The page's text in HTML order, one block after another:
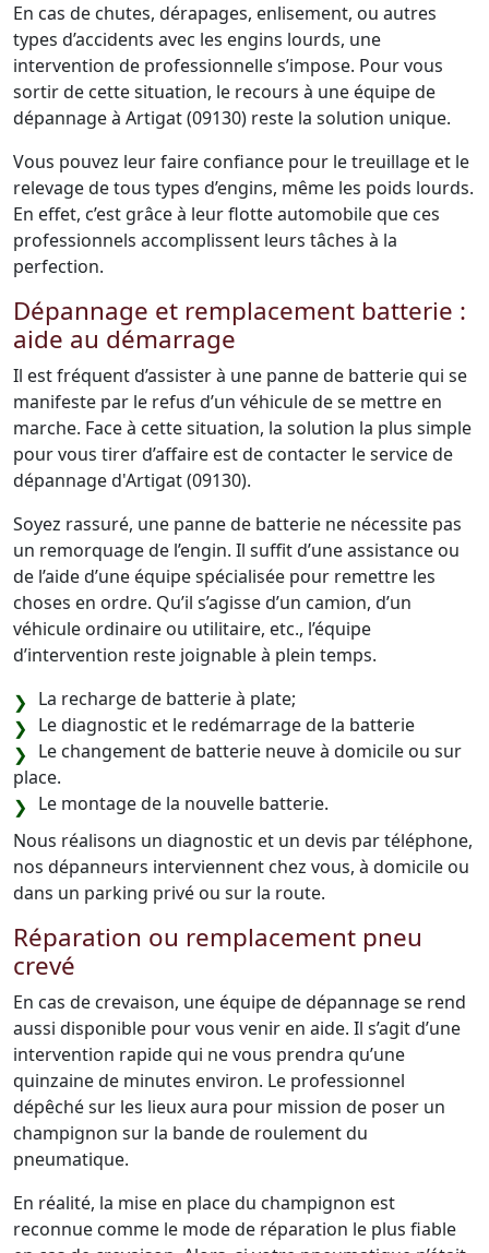
En cas de chutes, dérapages, enlisement, ou autres
types d’accidents avec les engins lourds, une
intervention de professionnelle s’impose. Pour vous
sortir de cette situation, le recours à une équipe de
dépannage à Artigat (09130) reste la solution unique.
Vous pouvez leur faire confiance pour le treuillage et le
relevage de tous types d’engins, même les poids lourds.
En effet, c’est grâce à leur flotte automobile que ces
professionnels accomplissent leurs tâches à la
perfection.
Dépannage et remplacement batterie :
aide au démarrage
Il est fréquent d’assister à une panne de batterie qui se
manifeste par le refus d’un véhicule de se mettre en
marche. Face à cette situation, la solution la plus simple
pour vous tirer d’affaire est de contacter le service de
dépannage d'Artigat (09130).
Soyez rassuré, une panne de batterie ne nécessite pas
un remorquage de l’engin. Il suffit d’une assistance ou
de l’aide d’une équipe spécialisée pour remettre les
choses en ordre. Qu’il s’agisse d’un camion, d’un
véhicule ordinaire ou utilitaire, etc., l’équipe
d’intervention reste joignable à plein temps.
La recharge de batterie à plate;
Le diagnostic et le redémarrage de la batterie
Le changement de batterie neuve à domicile ou sur
place.
Le montage de la nouvelle batterie.
Nous réalisons un diagnostic et un devis par téléphone,
nos dépanneurs interviennent chez vous, à domicile ou
dans un parking privé ou sur la route.
Réparation ou remplacement pneu
crevé
En cas de crevaison, une équipe de dépannage se rend
aussi disponible pour vous venir en aide. Il s’agit d’une
intervention rapide qui ne vous prendra qu’une
quinzaine de minutes environ. Le professionnel
dépêché sur les lieux aura pour mission de poser un
champignon sur la bande de roulement du
pneumatique.
En réalité, la mise en place du champignon est
reconnue comme le mode de réparation le plus fiable